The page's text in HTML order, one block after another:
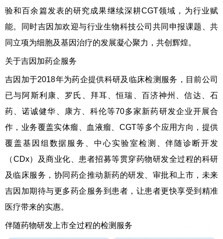
验和百余篇发表的研究成果继续深耕CGT领域，为行业赋
能。同时吉因加欢迎与行业生物科技公司共同申报课题、共
同立项为细胞及基因治疗的发展凝心聚力，共创辉煌。
关于吉因加药企服务
吉因加于2018年为药企提供科研及临床检测服务，目前公司
已与阿斯利康、罗氏、拜耳、恒瑞、百济神州、信达、石
药、诺诚健华、康方、科伦等70多家新药研发企业开展合
作，业务覆盖实体瘤、血液瘤、CGT等多个应用方向，提供
覆盖基因组数据服务、中心实验室检测、伴随诊断开发
（CDx）及商业化、患者招募等贯穿药物研发全过程的科研
及临床服务，协同药企推动新药的研发、审批和上市，未来
吉因加期待与更多药企服务到患者，让患者更快享受到精准
医疗带来的实惠。
伴随药物研发上市全过程的检测服务